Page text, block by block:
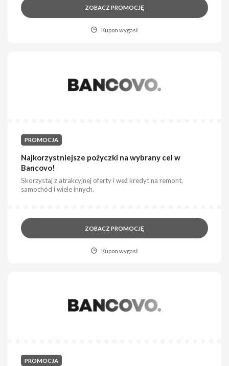
ZOBACZ PROMOCJĘ
Kupon wygasł
PROMOCJA
Najkorzystniejsze pożyczki na wybrany cel w
Bancovo!
Skorzystaj z atrakcyjnej oferty i weź kredyt na remont,
samochód i wiele innych.
ZOBACZ PROMOCJĘ
Kupon wygasł
PROMOCJA